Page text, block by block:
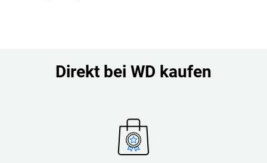
Direkt bei WD kaufen